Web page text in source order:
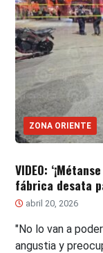
ZONA ORIENTE
VIDEO:
fábrica desata
abril 20, 2026
"No lo van a
angustia y